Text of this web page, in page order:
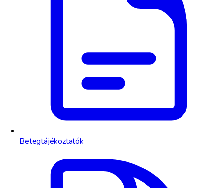
Betegtájékoztatók